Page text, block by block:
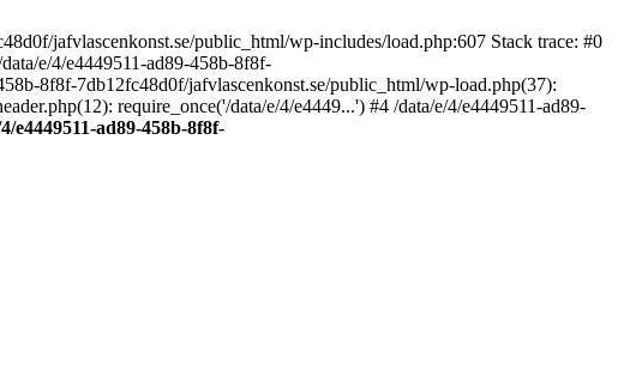
jafvlascenkonst.se/public_html/wp-includes/load.php:607 Stack trace: #0
e/4/e4449511-ad89-458b-8f8f-
8f8f-7db12fc48d0f/jafvlascenkonst.se/public_html/wp-load.php(37):
require_once('/data/e/4/e4449...') #4 /data/e/4/e4449511-ad89-
e4449511-ad89-458b-8f8f-